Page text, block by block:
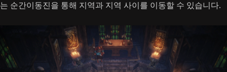
는 순간이동진을 통해 지역과 지역 사이를 이동할 수 있습니다.